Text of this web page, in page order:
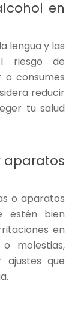
en
lengua y las
riesgo de
o consumes
reducir
tu salud
aparatos
o aparatos
estén bien
en
molestias,
que